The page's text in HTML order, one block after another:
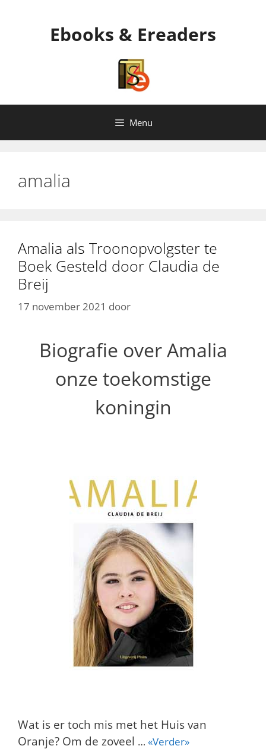
Ebooks & Ereaders
Menu
amalia
Amalia als Troonopvolgster te
Boek Gesteld door Claudia de
Breij
17 november 2021 door
Biografie over Amalia
onze toekomstige
koningin
Wat is er toch mis met het Huis van
Oranje? Om de zoveel … «Verder»